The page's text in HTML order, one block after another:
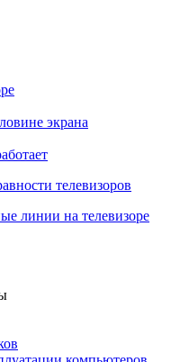
экрана
телевизоров